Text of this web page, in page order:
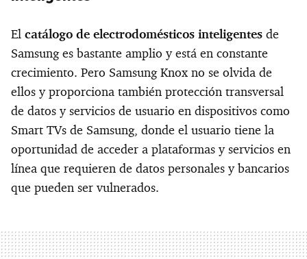
El catálogo de electrodomésticos inteligentes de
Samsung es bastante amplio y está en constante
crecimiento. Pero Samsung Knox no se olvida de
ellos y proporciona también protección transversal
de datos y servicios de usuario en dispositivos como
Smart TVs de Samsung, donde el usuario tiene la
oportunidad de acceder a plataformas y servicios en
línea que requieren de datos personales y bancarios
que pueden ser vulnerados.